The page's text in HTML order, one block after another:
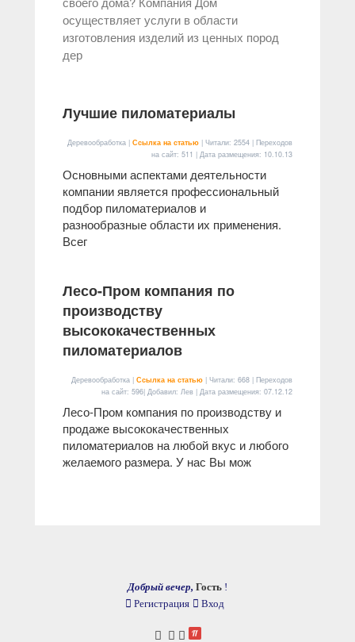
осуществляет услуги в области
изготовления изделий из ценных пород
дер
Лучшие пиломатериалы
Деревообработка | Ссылка на статью | Читали: 2554 | Переходов
на сайт: 511 | Дата размещения: 10.10.13
Основными аспектами деятельности
компании является профессиональный
подбор пиломатериалов и
разнообразные области их применения.
Всег
Лесо-Пром компания по
производству
высококачественных
пиломатериалов
Деревообработка | Ссылка на статью | Читали: 668 | Переходов
на сайт: 596| Добавил: Лев | Дата размещения: 07.12.12
Лесо-Пром компания по производству и
продаже высококачественных
пиломатериалов на любой вкус и любого
желаемого размера. У нас Вы мож
Добрый вечер, Гость !
Регистрация
Вход